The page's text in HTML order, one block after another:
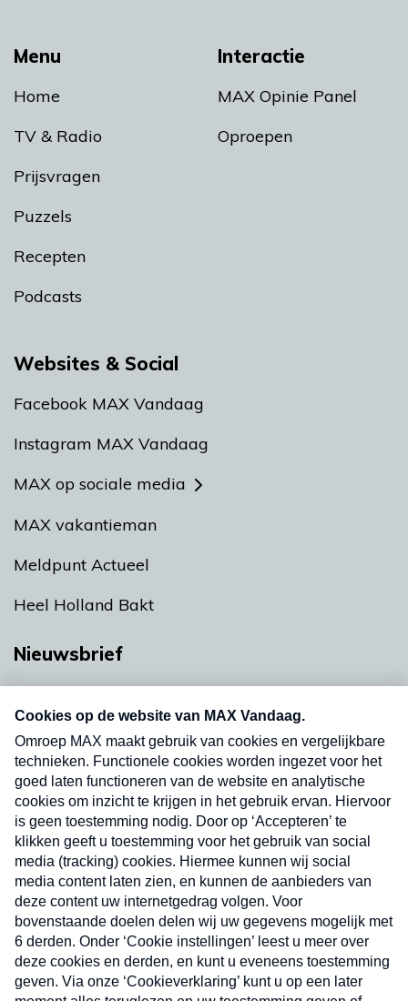
Menu
Home
TV & Radio
Prijsvragen
Puzzels
Recepten
Podcasts
Interactie
MAX Opinie Panel
Oproepen
Websites & Social
Facebook MAX Vandaag
Instagram MAX Vandaag
MAX op sociale media
MAX vakantieman
Meldpunt Actueel
Heel Holland Bakt
Nieuwsbrief
nieuwsbrief. Elke vrijdag- en dinsdagochtend in
uw mailbox.
Verzend
Nieuwsbrief
Neem hier een gratis abonnement op onze